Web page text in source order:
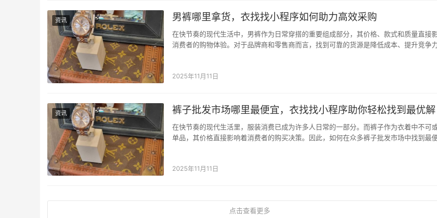
资讯 男裤哪里拿货，衣找找小程序如何助力高效采购
在快节奏的现代生活中，男裤作为日常穿搭的重要组成部分，其价格、款式和质量直接
消费者的购物体验。对于品牌商和零售商而言，找到可靠的货源是降低成本、提升竞争
2025年11月11日
资讯 裤子批发市场哪里最便宜，衣找找小程序助你轻松找到最优解
在快节奏的现代生活里，服装消费已成为许多人日常的一部分。而裤子作为衣着中不可
单品，其价格直接影响着消费者的购买决策。因此，如何在众多裤子批发市场中找到最
2025年11月11日
点击查看更多